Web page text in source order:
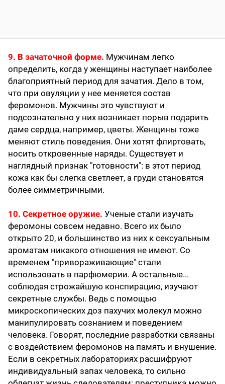
9. В зачаточной форме. Мужчинам легко
определить, когда у женщины наступает наиболее
благоприятный период для зачатия. Дело в том,
что при овуляции у нее меняется состав
феромонов. Мужчины это чувствуют и
подсознательно у них возникает порыв подарить
даме сердца, например, цветы. Женщины тоже
меняют стиль поведения. Они хотят флиртовать,
носить откровенные наряды. Существует и
наглядный признак "готовности": в этот период
кожа как бы слегка светлеет, а груди становятся
более симметричными.
10. Секретное оружие. Ученые стали изучать
феромоны совсем недавно. Всего их было
открыто 20, и большинство из них к сексуальным
ароматам никакого отношения не имеют. Со
временем "привораживающие" стали
использовать в парфюмерии. А остальные...
соблюдая строжайшую конспирацию, изучают
секретные службы. Ведь с помощью
микроскопических доз пахучих молекул можно
манипулировать сознанием и поведением
человека. Говорят, последние разработки связаны
с воздействием феромонов на память и внушение.
Если в секретных лабораториях расшифруют
индивидуальный запах человека, то сильно